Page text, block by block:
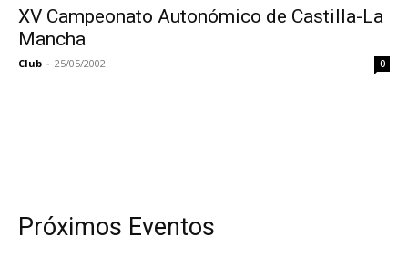
XV Campeonato Autonómico de Castilla-La
Mancha
Club - 25/05/2002 0
Próximos Eventos